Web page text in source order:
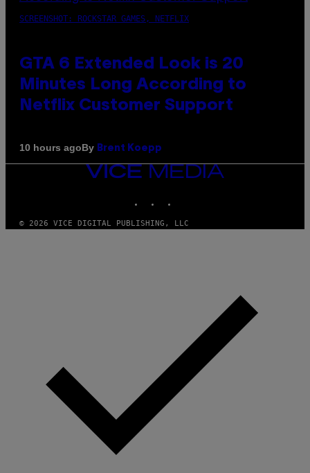
SCREENSHOT: ROCKSTAR GAMES, NETFLIX
GTA 6 Extended Look is 20
Minutes Long According to
Netflix Customer Support
10 hours agoBy Brent Koepp
VICE
MEDIA
© 2026 VICE DIGITAL PUBLISHING, LLC